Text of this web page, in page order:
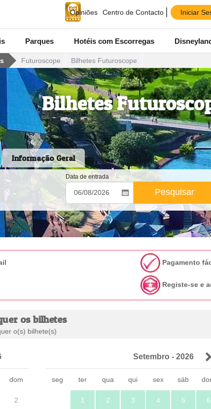
Opiniões Centro de Contacto Iniciar
Parques Hotéis com Escorregas
Bilhetes Futuroscope
Futuroscope
Bilhetes
Informação Geral
Data de entrada
Pesquisar
Pagamento
Registe-se e
os bilhetes
o(s) bilhete(s)
dom
2
Setembro - 2026
seg ter qua qui sex sáb
1 2 3 4 5 6